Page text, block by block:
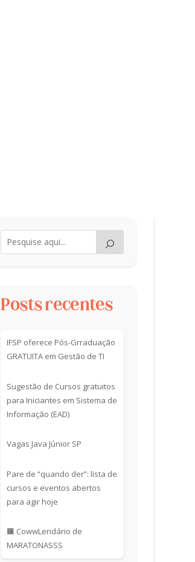
Posts recentes
IFSP oferece Pós-Grraduação
GRATUITA em Gestão de TI
Sugestão de Cursos gratuitos
para Iniciantes em Sistema de
Informação (EAD)
Vagas Java Júnior SP
Pare de “quando der”: lista de
cursos e eventos abertos
para agir hoje
🟧 CowwLendário de
MARATONASSS